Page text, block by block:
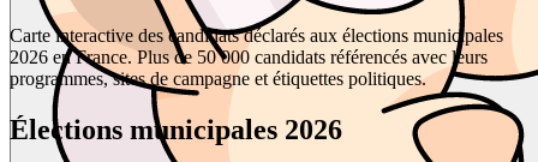
Carte interactive des candidats déclarés aux élections municipales
2026 en France. Plus de 50 000 candidats référencés avec leurs
programmes, sites de campagne et étiquettes politiques.
Élections municipales 2026